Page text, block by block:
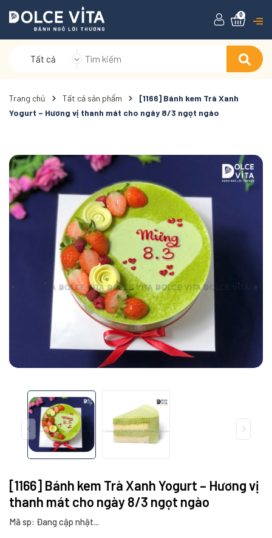
Tất cả
0
Trang chủ Tất cả sản phẩm
[1166] Bánh kem Trà Xanh
Yogurt – Hương vị thanh mát cho ngày 8/3 ngọt ngào
[1166] Bánh kem Trà Xanh Yogurt – Hương vị
thanh mát cho ngày 8/3 ngọt ngào
Mã sp: Đang cập nhật...